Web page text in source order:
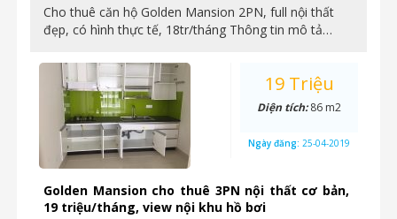
Cho thuê căn hộ Golden Mansion 2PN, full nội thất
đẹp, có hình thực tế, 18tr/tháng Thông tin mô tả…
Golden Mansion cho thuê 3PN nội thất cơ bản,
19 triệu/tháng, view nội khu hồ bơi
19 Triệu
Diện tích:86 m2
Ngày đăng: 25-04-2019